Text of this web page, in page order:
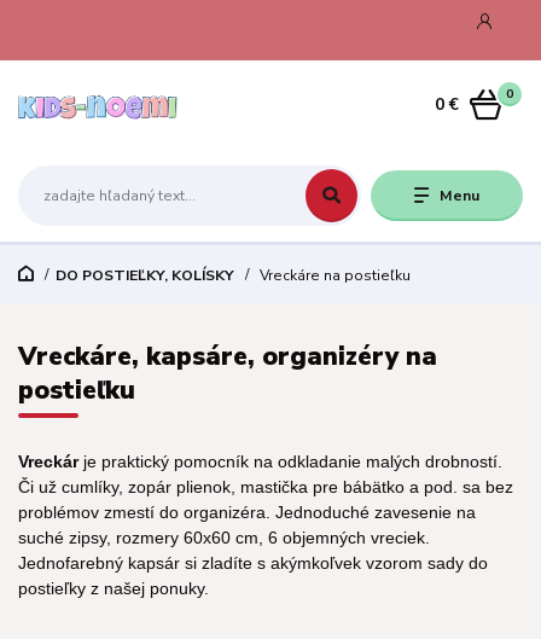
Menu
0
0 €
DO POSTIEĽKY, KOLÍSKY Vreckáre na postieľku
Vreckáre, kapsáre, organizéry na
postieľku
Vreckárje praktický pomocník na odkladanie malých drobností.
Či už cumlíky, zopár plienok, mastička pre bábätko a pod. sa bez
problémov zmestí do organizéra. Jednoduché zavesenie na
suché zipsy, rozmery 60x60 cm, 6 objemných vreciek.
Jednofarebný kapsár si zladíte s akýmkoľvek vzorom sady do
postieľky z našej ponuky.